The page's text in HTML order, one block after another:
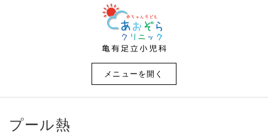
メニューを開く
プール熱